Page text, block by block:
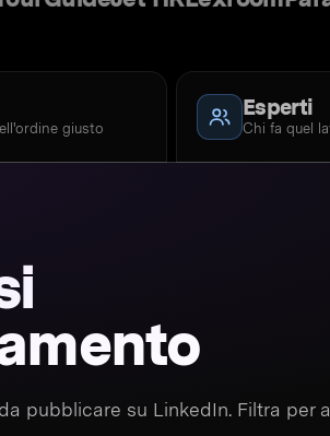
giusto
Esperti
Chi fa quel
pubblicare su LinkedIn. Filtra per